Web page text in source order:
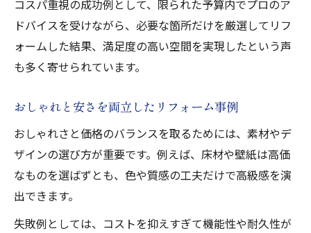
コスパ重視の成功例として、限られた予算内でプロのア
ドバイスを受けながら、必要な箇所だけを厳選してリフ
ォームした結果、満足度の高い空間を実現したという声
も多く寄せられています。
おしゃれと安さを両立したリフォーム事例
おしゃれさと価格のバランスを取るためには、素材やデ
ザインの選び方が重要です。例えば、床材や壁紙は高価
なものを選ばずとも、色や質感の工夫だけで高級感を演
出できます。
失敗例としては、コストを抑えすぎて機能性や耐久性が